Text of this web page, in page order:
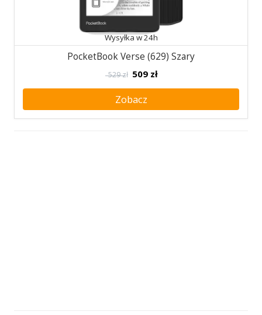
Wysyłka w 24h
PocketBook Verse (629) Szary
529 zł 509 zł
Zobacz